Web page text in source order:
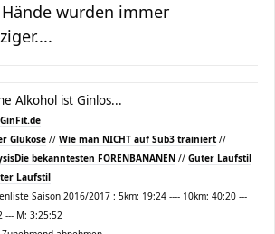
wurden immer
Alkohol ist Ginlos...
GinFit.de
Glukose // Wie man NICHT auf Sub3 trainiert //
Die bekanntesten FORENBANANEN // Guter Laufstil
Laufstil
Saison 2016/2017 : 5km: 19:24 ---- 10km: 40:20 ---
--- M: 3:25:52